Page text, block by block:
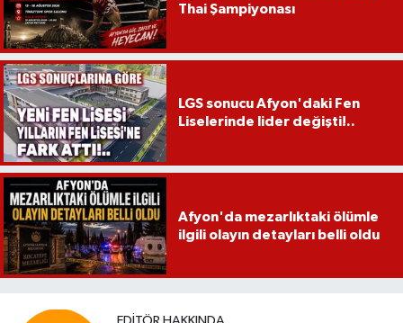
Thai Şampiyonası
LGS sonucu Afyon'daki Fen
Liselerinde lider değişti!..
Afyon'da mezarlıktaki ölümle
ilgili olayın detayları belli oldu